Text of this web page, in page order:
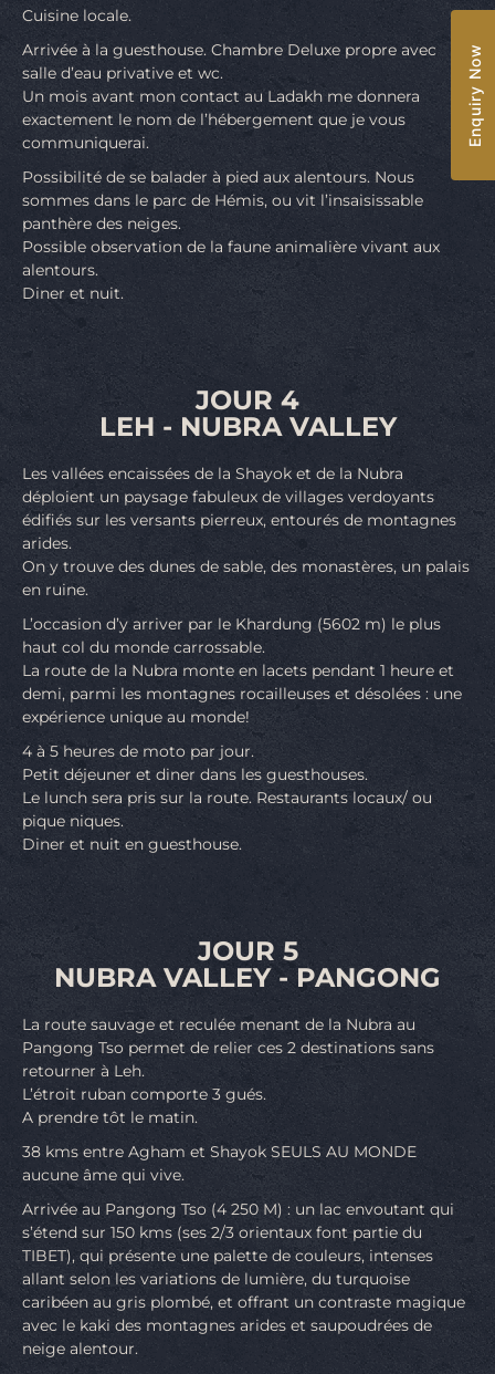
Enquiry Now
Cuisine locale.
Arrivée à la guesthouse. Chambre Deluxe propre avec
salle d’eau privative et wc.
Un mois avant mon contact au Ladakh me donnera
exactement le nom de l’hébergement que je vous
communiquerai.
Possibilité de se balader à pied aux alentours. Nous
sommes dans le parc de Hémis, ou vit l’insaisissable
panthère des neiges.
Possible observation de la faune animalière vivant aux
alentours.
Diner et nuit.
JOUR 4
LEH - NUBRA VALLEY
Les vallées encaissées de la Shayok et de la Nubra
déploient un paysage fabuleux de villages verdoyants
édifiés sur les versants pierreux, entourés de montagnes
arides.
On y trouve des dunes de sable, des monastères, un palais
en ruine.
L’occasion d’y arriver par le Khardung (5602 m) le plus
haut col du monde carrossable.
La route de la Nubra monte en lacets pendant 1 heure et
demi, parmi les montagnes rocailleuses et désolées : une
expérience unique au monde!
4 à 5 heures de moto par jour.
Petit déjeuner et diner dans les guesthouses.
Le lunch sera pris sur la route. Restaurants locaux/ ou
pique niques.
Diner et nuit en guesthouse.
JOUR 5
NUBRA VALLEY - PANGONG
La route sauvage et reculée menant de la Nubra au
Pangong Tso permet de relier ces 2 destinations sans
retourner à Leh.
L’étroit ruban comporte 3 gués.
A prendre tôt le matin.
38 kms entre Agham et Shayok SEULS AU MONDE
aucune âme qui vive.
Arrivée au Pangong Tso (4 250 M) : un lac envoutant qui
s’étend sur 150 kms (ses 2/3 orientaux font partie du
TIBET), qui présente une palette de couleurs, intenses
allant selon les variations de lumière, du turquoise
caribéen au gris plombé, et offrant un contraste magique
avec le kaki des montagnes arides et saupoudrées de
neige alentour.